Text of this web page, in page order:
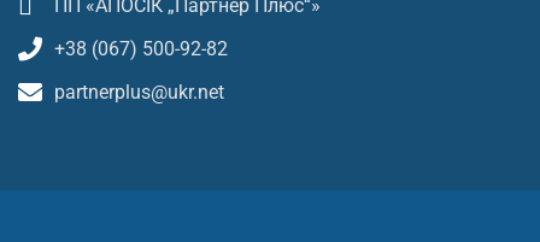
ПП «АПОСІК „Партнер Плюс“»
+38 (067) 500-92-82
partnerplus@ukr.net